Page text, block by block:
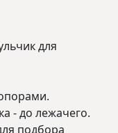
для
- до лежачего.
подбора